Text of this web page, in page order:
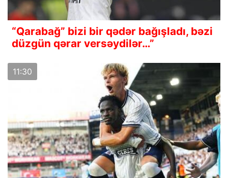
“Qarabağ” bizi bir qədər bağışladı, bəzi
düzgün qərar versəydilər…”
11:30